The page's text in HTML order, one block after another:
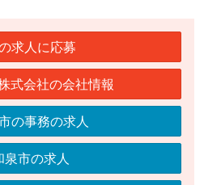
求人に応募
式会社の会社情報
の事務の求人
泉市の求人